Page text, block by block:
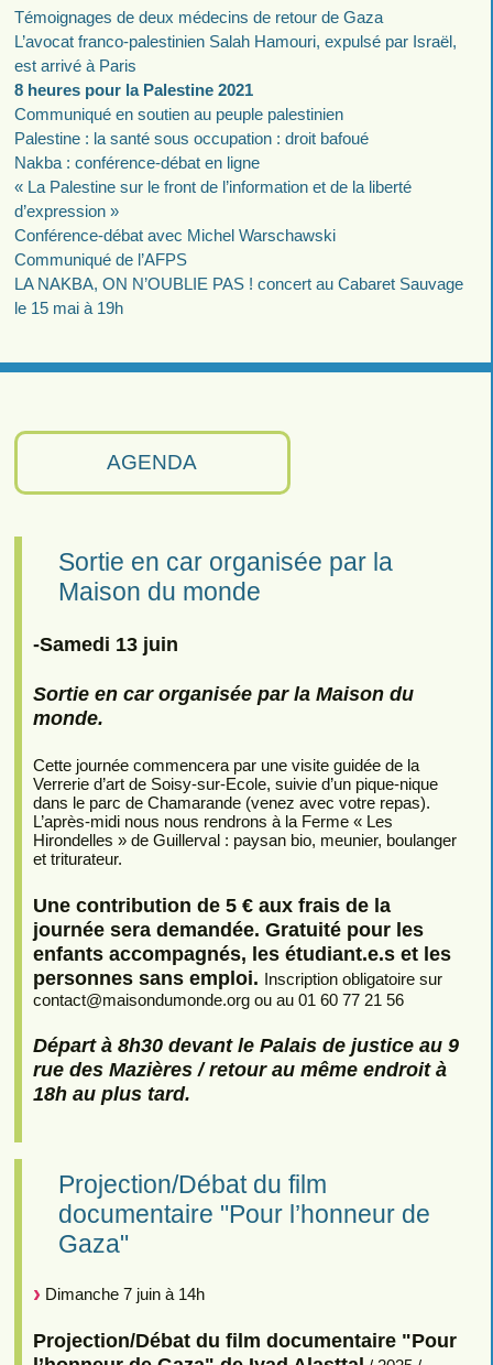
AGENDA
Sortie en car organisée par la
Maison du monde
-Samedi 13 juin
Sortie en car organisée par la Maison du
monde.
Cette journée commencera par une visite guidée de la
Verrerie d’art de Soisy-sur-Ecole, suivie d’un pique-nique
dans le parc de Chamarande (venez avec votre repas).
L’après-midi nous nous rendrons à la Ferme « Les
Hirondelles » de Guillerval : paysan bio, meunier, boulanger
et triturateur.
Une contribution de 5 € aux frais de la
journée sera demandée. Gratuité pour les
enfants accompagnés, les étudiant.e.s et les
personnes sans emploi. Inscription obligatoire sur
contact@maisondumonde.org ou au 01 60 77 21 56
Départ à 8h30 devant le Palais de justice au 9
rue des Mazières / retour au même endroit à
18h au plus tard.
Projection/Débat du film
documentaire "Pour l’honneur de
Gaza"
Dimanche 7 juin à 14h
Projection/Débat du film documentaire "Pour
Témoignages de deux médecins de retour de Gaza
L’avocat franco-palestinien Salah Hamouri, expulsé par Israël,
est arrivé à Paris
8 heures pour la Palestine 2021
Communiqué en soutien au peuple palestinien
Palestine : la santé sous occupation : droit bafoué
Nakba : conférence-débat en ligne
« La Palestine sur le front de l’information et de la liberté
d’expression »
Conférence-débat avec Michel Warschawski
Communiqué de l’AFPS
LA NAKBA, ON N’OUBLIE PAS ! concert au Cabaret Sauvage
le 15 mai à 19h